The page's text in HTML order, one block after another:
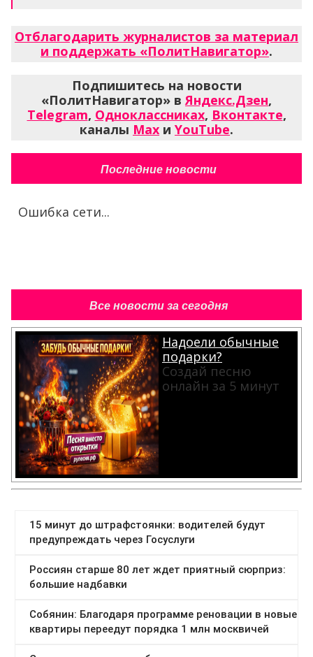
Отблагодарить журналистов за материал
и поддержать «ПолитНавигатор».
Подпишитесь на новости
«ПолитНавигатор» вЯндекс.Дзен,
Telegram, Одноклассниках, Вконтакте,
каналы Max и YouTube.
Последние новости
Ошибка сети...
Все новости за сегодня
Надоели обычные
подарки?
Создай песню
онлайн за 5 минут